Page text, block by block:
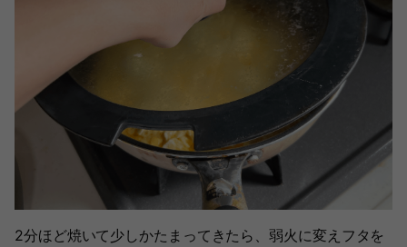
2分ほど焼いて少しかたまってきたら、弱火に変えフタを